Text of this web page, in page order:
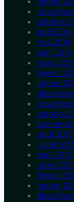
octobre
août 2014
mai 2014
avril 2014
mars
février
janvier
octobre
août 2013
juillet 2013
avril 2013
mars
février
janvier